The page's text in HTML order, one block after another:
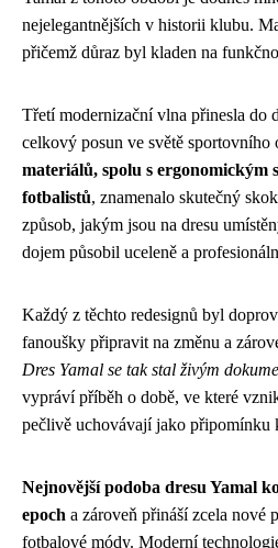
nejelegantnějších v historii klubu.
přičemž důraz byl kladen na
Třetí modernizační vlna přinesla do
celkový posun ve světě sportovního
materiálů, spolu s
fotbalistů, znamenalo skutečný
způsob, jakým jsou na dresu
dojem působil uceleně a
Každý z těchto redesignů byl
fanoušky připravit na změnu a
Dres Yamal se tak stal živým
vypráví příběh o době, ve které
pečlivě uchovávají jako
Nejnovější podoba dresu Yamal
epoch a zároveň přináší zcela nové
fotbalové módy. Moderní